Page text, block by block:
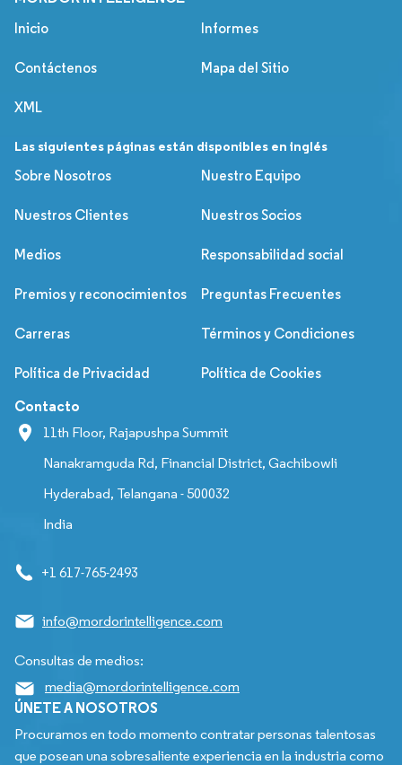
Inicio Informes
Contáctenos Mapa del Sitio
XML
Las siguientes páginas están disponibles en inglés
Sobre Nosotros
Nuestro Equipo
Nuestros Clientes Nuestros Socios
Medios Responsabilidad social
Premios y reconocimientos Preguntas Frecuentes
Carreras Términos y Condiciones
Política de Privacidad Política de Cookies
Contacto
11th Floor, Rajapushpa Summit
Nanakramguda Rd, Financial District, Gachibowli
Hyderabad, Telangana - 500032
India
+1 617-765-2493
info@mordorintelligence.com
Consultas de medios:
media@mordorintelligence.com
ÚNETE A NOSOTROS
Procuramos en todo momento contratar personas talentosas
que posean una sobresaliente experiencia en la industria como